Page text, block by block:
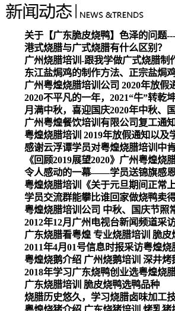
港式烧腊与广式烧腊有什么区别？
广州烧腊培训-跟我学做广式烧腊制
东江盐焗鸡的制作方法、正宗盐焗
2020不平凡的一年，2021“牛”转乾
广州粤煌餐饮培训有限公司复工通
粤煌烧腊培训 2019年放假通知以及
感谢云浮谭学员对粤煌烧腊培训中
令人感动的一幕——学员送锦旗感
粤煌烧腊培训《关于元旦期间正常
学员交流群能攀比谁回家做烧鸭卖
粤煌烧腊培训公司 中秋、国庆节照
2012年12月广州电视台新闻频道采
广东烧腊看粤煌 专业烧腊培训 脆皮
2011年4月01号信息时报采访粤煌烧
粤煌烧鹅介绍 广州烧鹅培训 深井烤
2018年学习广东烧鸭创业选粤煌烧
广东烧腊培训 脆皮烧鸭选鸭品种